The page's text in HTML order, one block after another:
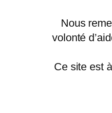
Nous
volonté
Ce site est